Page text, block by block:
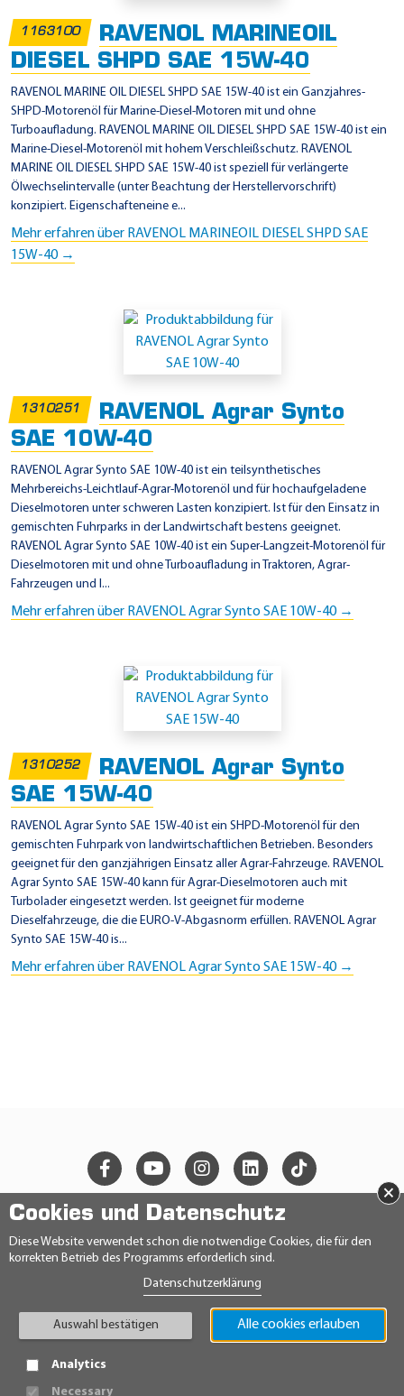
1163100
RAVENOL MARINEOIL
DIESEL SHPD SAE 15W-40
RAVENOL MARINE OIL DIESEL SHPD SAE 15W-40 ist ein Ganzjahres-
SHPD-Motorenöl für Marine-Diesel-Motoren mit und ohne
Turboaufladung. RAVENOL MARINE OIL DIESEL SHPD SAE 15W-40 ist ein
Marine-Diesel-Motorenöl mit hohem Verschleißschutz. RAVENOL
MARINE OIL DIESEL SHPD SAE 15W-40 ist speziell für verlängerte
Ölwechselintervalle (unter Beachtung der Herstellervorschrift)
konzipiert. Eigenschafteneine e...
Mehr erfahren über RAVENOL MARINEOIL DIESEL SHPD SAE
15W-40 →
1310251
RAVENOL Agrar Synto
SAE 10W-40
RAVENOL Agrar Synto SAE 10W-40 ist ein teilsynthetisches
Mehrbereichs-Leichtlauf-Agrar-Motorenöl und für hochaufgeladene
Dieselmotoren unter schweren Lasten konzipiert. Ist für den Einsatz in
gemischten Fuhrparks in der Landwirtschaft bestens geeignet.
RAVENOL Agrar Synto SAE 10W-40 ist ein Super-Langzeit-Motorenöl für
Dieselmotoren mit und ohne Turboaufladung in Traktoren, Agrar-
Fahrzeugen und l...
Mehr erfahren über RAVENOL Agrar Synto SAE 10W-40 →
1310252
RAVENOL Agrar Synto
SAE 15W-40
RAVENOL Agrar Synto SAE 15W-40 ist ein SHPD-Motorenöl für den
gemischten Fuhrpark von landwirtschaftlichen Betrieben. Besonders
geeignet für den ganzjährigen Einsatz aller Agrar-Fahrzeuge. RAVENOL
Agrar Synto SAE 15W-40 kann für Agrar-Dieselmotoren auch mit
Turbolader eingesetzt werden. Ist geeignet für moderne
Dieselfahrzeuge, die die EURO-V-Abgasnorm erfüllen. RAVENOL Agrar
Synto SAE 15W-40 is...
Mehr erfahren über RAVENOL Agrar Synto SAE 15W-40 →
Cookies und Datenschutz
Diese Website verwendet schon die notwendige Cookies, die für den
korrekten Betrieb des Programms erforderlich sind.
Datenschutzerklärung
Auswahl bestätigen Alle cookies erlauben
×
Analytics
Necessary
DATENSCHUTZERKLÄRUNG
IMPRESSUM
TEILNAHMEBEDINGUNGEN